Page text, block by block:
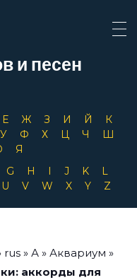
и песен
Е Ж З И Й
К
У Ф Х Ц Ч
Ш
Я
G H I J K
L
U V W X Y Z
rus » А » Аквариум »
аккорды для